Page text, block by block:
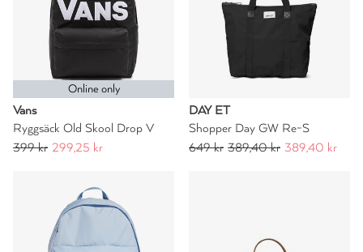
Online only
Vans
Ryggsäck Old Skool Drop V
399 kr 299,25 kr
DAY ET
Shopper Day GW Re-S
649 kr 389,40 kr 389,40 kr